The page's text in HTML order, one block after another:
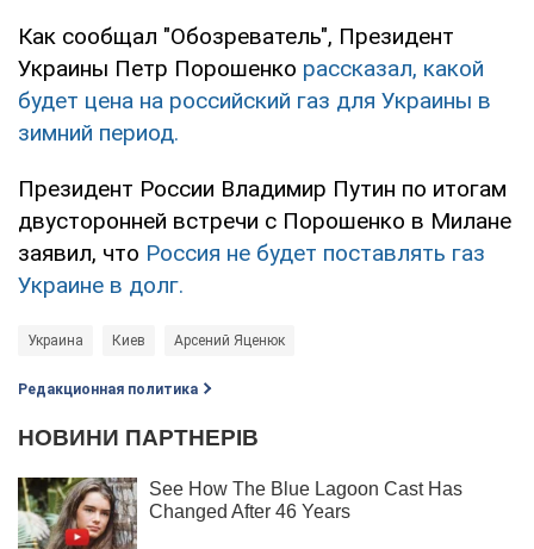
Как сообщал "Обозреватель", Президент
Украины Петр Порошенко рассказал, какой
будет цена на российский газ для Украины в
зимний период.
Президент России Владимир Путин по итогам
двусторонней встречи с Порошенко в Милане
заявил, что Россия не будет поставлять газ
Украине в долг.
Украина Киев Арсений Яценюк
Редакционная политика